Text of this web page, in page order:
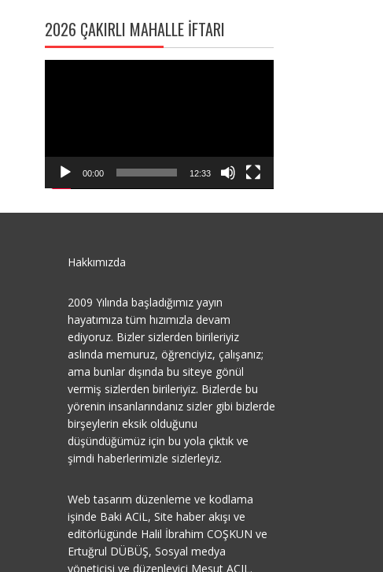
2026 ÇAKIRLI MAHALLE İFTARI
00:00 12:33
Hakkımızda
2009 Yılında başladığımız yayın
hayatımıza tüm hızımızla devam
ediyoruz. Bizler sizlerden birileriyiz
aslında memuruz, öğrenciyiz, çalışanız;
ama bunlar dışında bu siteye gönül
vermiş sizlerden birileriyiz. Bizlerde bu
yörenin insanlarındanız sizler gibi bizlerde
birşeylerin eksik olduğunu
düşündüğümüz için bu yola çıktık ve
şimdi haberlerimizle sizlerleyiz.
Web tasarım düzenleme ve kodlama
işinde Baki ACiL, Site haber akışı ve
editörlügünde Halil İbrahim COŞKUN ve
Ertuğrul DÜBÜŞ, Sosyal medya
yöneticisi ve düzenleyici Mesut AÇIL.